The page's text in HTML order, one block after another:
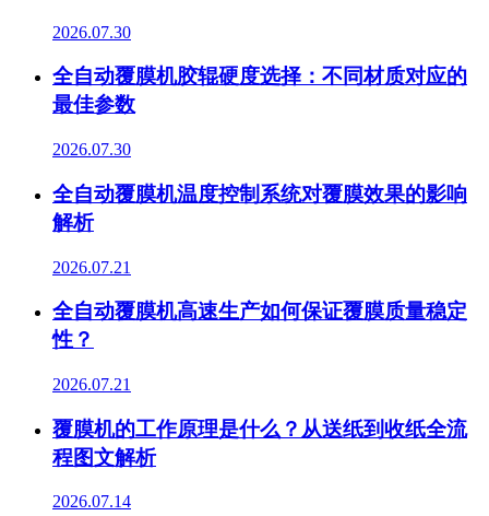
2026.07.30
全自动覆膜机胶辊硬度选择：不同材质对应的
最佳参数
2026.07.30
全自动覆膜机温度控制系统对覆膜效果的影响
解析
2026.07.21
全自动覆膜机高速生产如何保证覆膜质量稳定
性？
2026.07.21
覆膜机的工作原理是什么？从送纸到收纸全流
程图文解析
2026.07.14